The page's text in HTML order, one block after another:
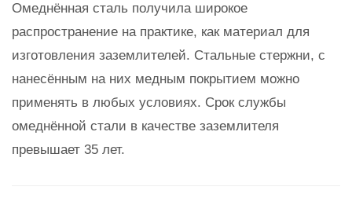
Омеднённая сталь получила широкое
распространение на практике, как материал для
изготовления заземлителей. Стальные стержни, с
нанесённым на них медным покрытием можно
применять в любых условиях. Срок службы
омеднённой стали в качестве заземлителя
превышает 35 лет.